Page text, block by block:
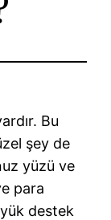
Bu
şey de
yüzü ve
para
destek